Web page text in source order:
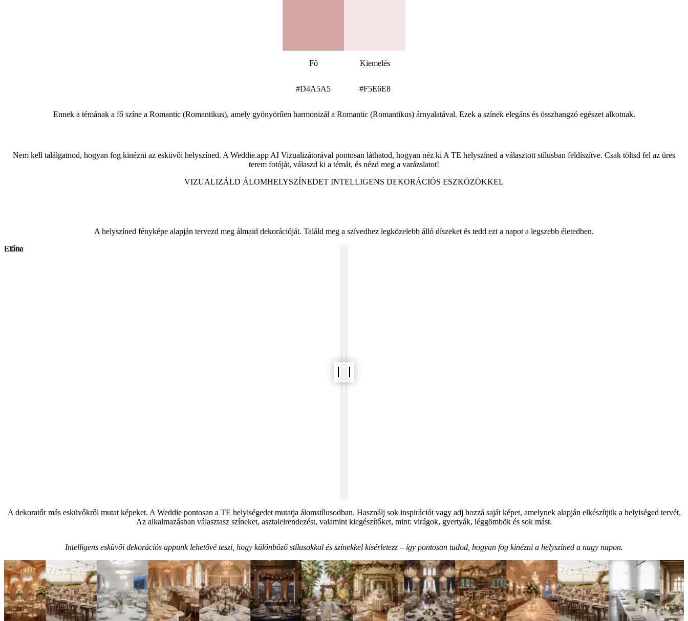
Fő
#D4A5A5
Kiemelés
#F5E6E8
Ennek a témának a fő színe a Romantic (Romantikus), amely gyönyörűen harmonizál a Romantic (Romantikus) árnyalatával. Ezek a színek elegáns és összhangzó egészet alkotnak.
Nem kell találgatnod, hogyan fog kinézni az esküvői helyszíned. A Weddie.app AI Vizualizátorával pontosan láthatod, hogyan néz ki A TE helyszíned a választott stílusban feldíszítve. Csak töltsd fel az üres
terem fotóját, válaszd ki a témát, és nézd meg a varázslatot!
VIZUALIZÁLD ÁLOMHELYSZÍNEDET INTELLIGENS DEKORÁCIÓS ESZKÖZÖKKEL
A helyszíned fényképe alapján tervezd meg álmaid dekorációját. Találd meg a szívedhez legközelebb álló díszeket és tedd ezt a napot a legszebb életedben.
Előtte
Utána
A dekoratőr más esküvőkről mutat képeket. A Weddie pontosan a TE helyiségedet mutatja álomstílusodban. Használj sok inspirációt vagy adj hozzá saját képet, amelynek alapján elkészítjük a helyiséged tervét.
Az alkalmazásban választasz színeket, asztalelrendezést, valamint kiegészítőket, mint: virágok, gyertyák, léggömbök és sok mást.
Intelligens esküvői dekorációs appunk lehetővé teszi, hogy különböző stílusokkal és színekkel kísérletezz – így pontosan tudod, hogyan fog kinézni a helyszíned a nagy napon.